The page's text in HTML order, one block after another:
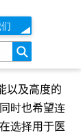
搜索
以及高度的
时也希望连
选择用于医